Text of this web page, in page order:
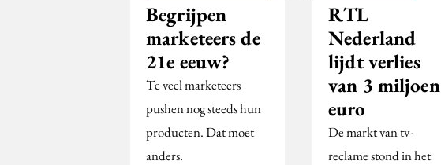
Begrijpen
marketeers de
21e eeuw?
Te veel marketeers
pushen nog steeds hun
producten. Dat moet
anders.
RTL
Nederland
lijdt verlies
van 3 miljoen
euro
De markt van tv-
reclame stond in het